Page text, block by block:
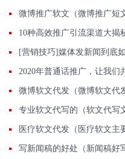
微博推广软文（微博推广短
10种高效推广引流渠道大揭
2020年普通话推广，让我们
微博软文代发（微博软文代
专业软文代写的（软文代写
医疗软文代发（医疗软文主
写新闻稿的好处（新闻稿好